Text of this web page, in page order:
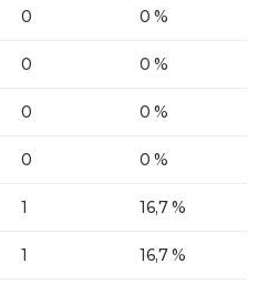
0 0 %
0 0 %
0 0 %
0 0 %
1 16,7 %
1 16,7 %